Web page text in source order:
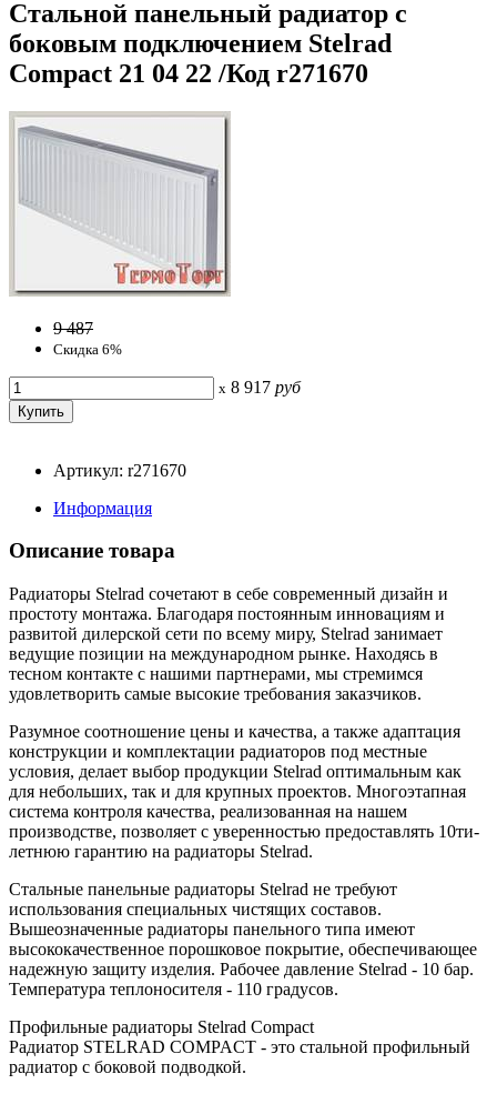
Стальной панельный радиатор с
боковым подключением Stelrad
Compact 21 04 22 /Код r271670
9 487
Скидка 6%
x 8 917 руб
Артикул: r271670
Информация
Описание товара
Радиаторы Stelrad сочетают в себе современный дизайн и
простоту монтажа. Благодаря постоянным инновациям и
развитой дилерской сети по всему миру, Stelrad занимает
ведущие позиции на международном рынке. Находясь в
тесном контакте с нашими партнерами, мы стремимся
удовлетворить самые высокие требования заказчиков.
Разумное соотношение цены и качества, а также адаптация
конструкции и комплектации радиаторов под местные
условия, делает выбор продукции Stelrad оптимальным как
для небольших, так и для крупных проектов. Многоэтапная
система контроля качества, реализованная на нашем
производстве, позволяет с уверенностью предоставлять 10ти-
летнюю гарантию на радиаторы Stelrad.
Стальные панельные радиаторы Stelrad не требуют
использования специальных чистящих составов.
Вышеозначенные радиаторы панельного типа имеют
высококачественное порошковое покрытие, обеспечивающее
надежную защиту изделия. Рабочее давление Stelrad - 10 бар.
Температура теплоносителя - 110 градусов.
Профильные радиаторы Stelrad Compact
Радиатор STELRAD COMPACT - это стальной профильный
радиатор с боковой подводкой.